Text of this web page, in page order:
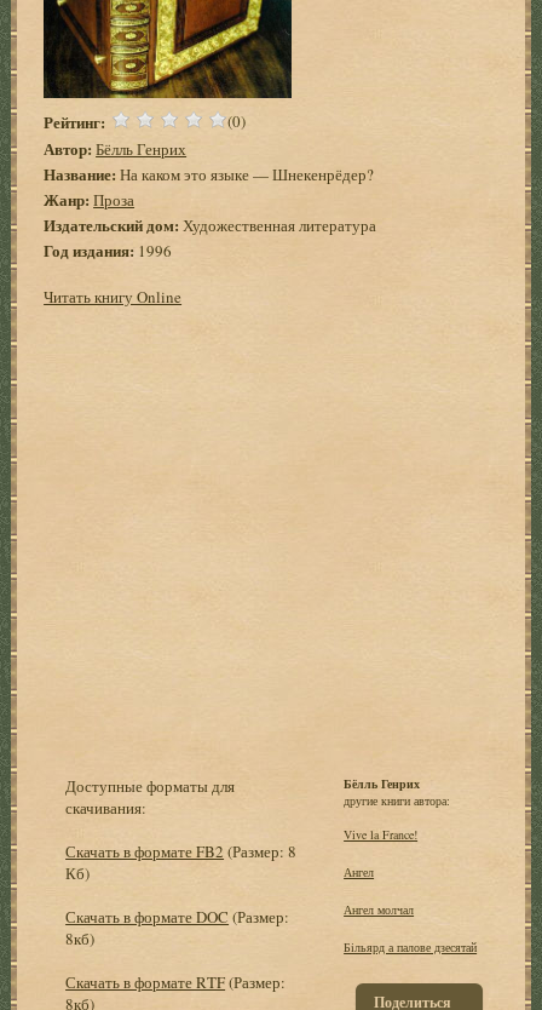
Рейтинг: (0)
Автор: Бёлль Генрих
Название: На каком это языке — Шнекенрёдер?
Жанр: Проза
Издательский дом: Художественная литература
Год издания: 1996
Читать книгу Online
Доступные форматы для
скачивания:
Скачать в формате FB2 (Размер: 8
Кб)
Скачать в формате DOC (Размер:
8кб)
Скачать в формате RTF(Размер:
8кб)
Бёлль Генрих
другие книги автора:
Vive la France!
Ангел
Ангел молчал
Бiльярд а палове дзесятай
Поделиться